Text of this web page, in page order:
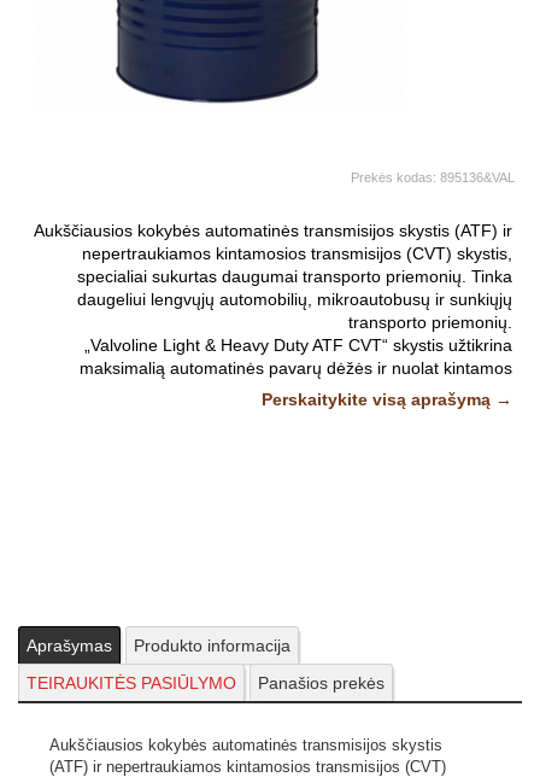
Prekės kodas: 895136&VAL
Aukščiausios kokybės automatinės transmisijos skystis (ATF) ir
nepertraukiamos kintamosios transmisijos (CVT) skystis,
specialiai sukurtas daugumai transporto priemonių. Tinka
daugeliui lengvųjų automobilių, mikroautobusų ir sunkiųjų
transporto priemonių.
„Valvoline Light & Heavy Duty ATF CVT“ skystis užtikrina
maksimalią automatinės pavarų dėžės ir nuolat kintamos
pavarų dėžės apsaugą ir sutepimą plačiame temperatūrų
diapazone. Šis produktas buvo sukurtas iš kruopščiai atrinktų
Mercedes-Benz
Perskaitykite visą aprašymą →
Aprašymas
Produkto informacija
TEIRAUKITĖS PASIŪLYMO
Panašios prekės
Aukščiausios kokybės automatinės transmisijos skystis
(ATF) ir nepertraukiamos kintamosios transmisijos (CVT)